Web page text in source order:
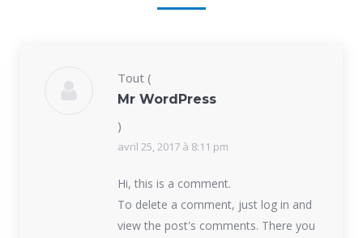
Tout (
Mr WordPress
)
avril 25, 2017 à 8:11 pm
Hi, this is a comment.
To delete a comment, just log in and
view the post's comments. There you